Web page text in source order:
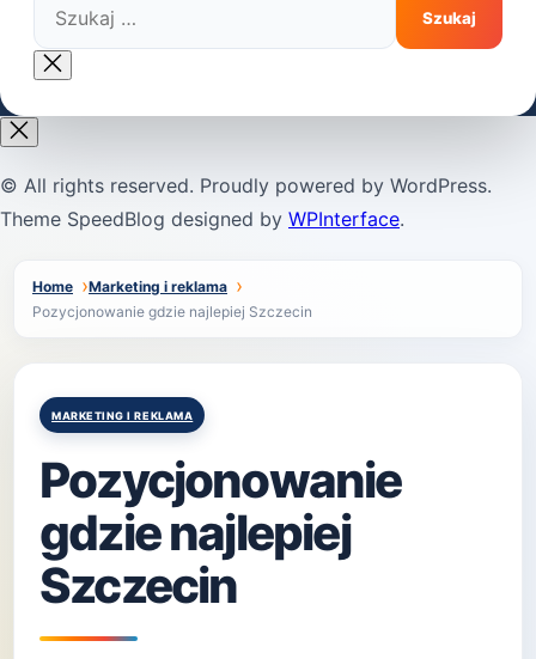
Close
search
© All rights reserved. Proudly powered by WordPress.
Theme SpeedBlog designed by WPInterface.
Home
Marketing i reklama
Pozycjonowanie gdzie najlepiej Szczecin
Posted
MARKETING I REKLAMA
Pozycjonowanie
gdzie najlepiej
Szczecin